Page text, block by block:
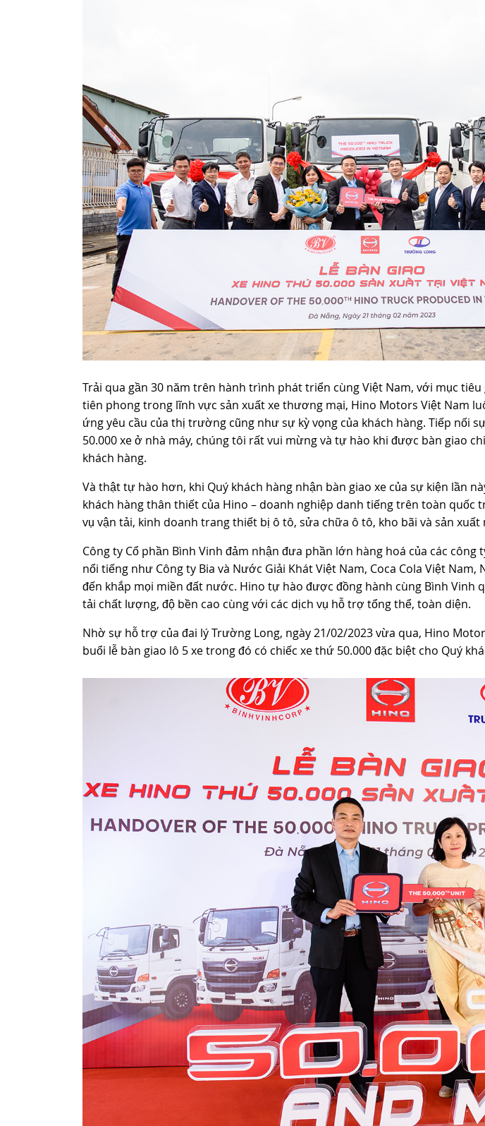
Trải qua gần 30 năm trên hành trình phát triển cùng Việt Nam, với mục
tiên phong trong lĩnh vực sản xuất xe thương mại, Hino Motors Việt Nam
ứng yêu cầu của thị trường cũng như sự kỳ vọng của khách hàng. Tiếp nối
50.000 xe ở nhà máy, chúng tôi rất vui mừng và tự hào khi được bàn giao
khách hàng.
Và thật tự hào hơn, khi Quý khách hàng nhận bàn giao xe của sự kiện lần
khách hàng thân thiết của Hino – doanh nghiệp danh tiếng trên toàn quốc
vụ vận tải, kinh doanh trang thiết bị ô tô, sửa chữa ô tô, kho bãi và sản
Công ty Cổ phần Bình Vinh đảm nhận đưa phần lớn hàng hoá của các
nổi tiếng như Công ty Bia và Nước Giải Khát Việt Nam, Coca Cola Việt
đến khắp mọi miền đất nước. Hino tự hào được đồng hành cùng Bình Vinh
tải chất lượng, độ bền cao cùng với các dịch vụ hỗ trợ tổng thể, toàn diện.
Nhờ sự hỗ trợ của đai lý Trường Long, ngày 21/02/2023 vừa qua, Hino
buổi lễ bàn giao lô 5 xe trong đó có chiếc xe thứ 50.000 đặc biệt cho Quý